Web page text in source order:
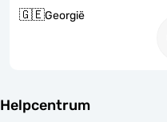
🇬🇪Georgië
Helpcentrum